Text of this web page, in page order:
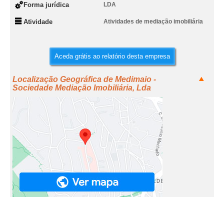
Forma jurídica LDA
Atividade Atividades de mediação imobiliária
Aceda grátis ao relatório desta empresa
Localização Geográfica de Medimaio -
Sociedade Mediação Imobiliária, Lda